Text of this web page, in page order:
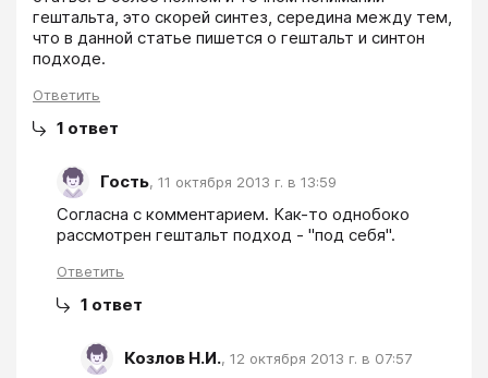
гештальта, это скорей синтез, середина между тем,
что в данной статье пишется о гештальт и синтон
подходе.
Ответить
1 ответ
Гость, 11 октября 2013 г. в 13:59
Согласна с комментарием. Как-то однобоко
рассмотрен гештальт подход - "под себя".
Ответить
1 ответ
Козлов Н.И., 12 октября 2013 г. в 07:57